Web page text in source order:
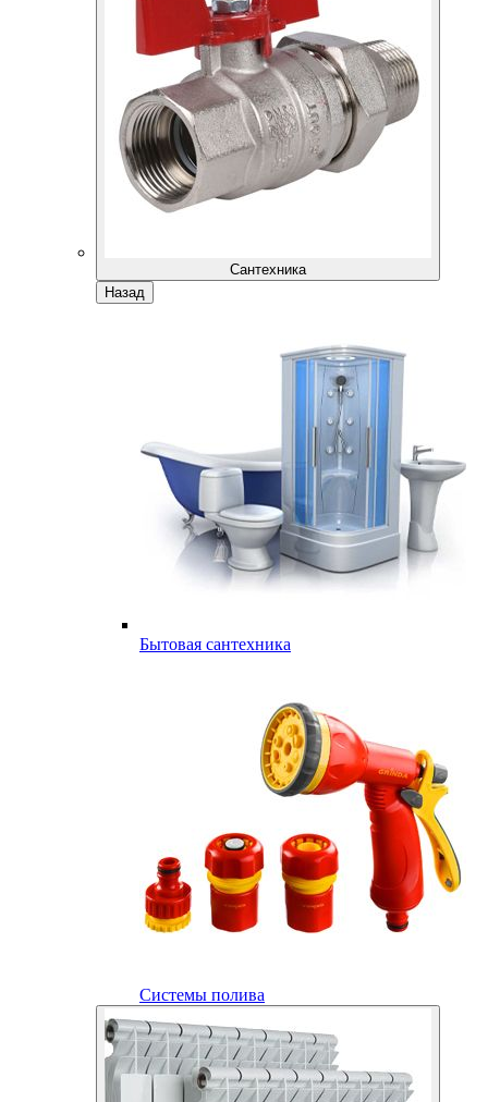
Сантехника
Назад
Бытовая сантехника
Системы полива